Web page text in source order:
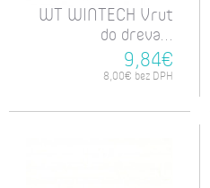
WT WINTECH Vrut
do dreva...
9,84€
8,00€ bez DPH